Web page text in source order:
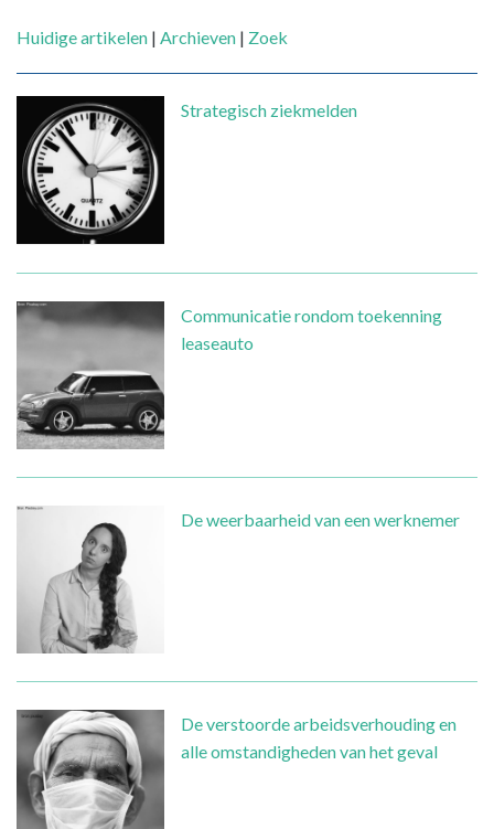
Huidige artikelen | Archieven | Zoek
Strategisch ziekmelden
Communicatie rondom toekenning
leaseauto
De weerbaarheid van een werknemer
De verstoorde arbeidsverhouding en
alle omstandigheden van het geval